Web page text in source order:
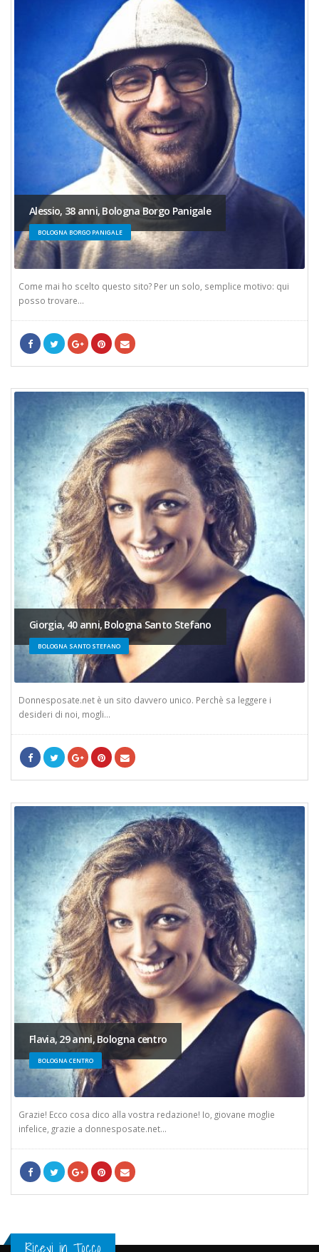
Alessio, 38 anni, Bologna Borgo Panigale
BOLOGNA BORGO PANIGALE
Come mai ho scelto questo sito? Per un solo, semplice motivo: qui
posso trovare...
Giorgia, 40 anni, Bologna Santo Stefano
BOLOGNA SANTO STEFANO
Donnesposate.net è un sito davvero unico. Perchè sa leggere i
desideri di noi, mogli...
Flavia, 29 anni, Bologna centro
BOLOGNA CENTRO
Grazie! Ecco cosa dico alla vostra redazione! Io, giovane moglie
infelice, grazie a donnesposate.net...